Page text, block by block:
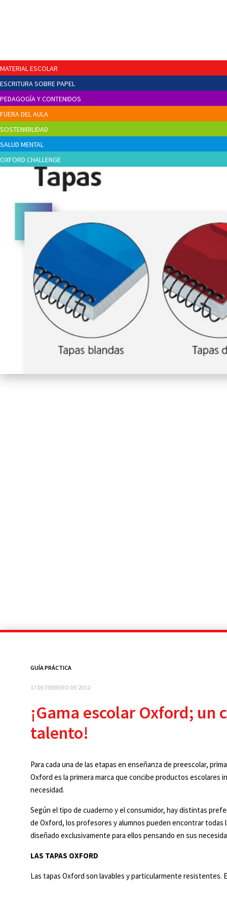
MATERIAL ESCOLAR
ESCRITURA SOBRE PAPEL
PEDAGOGÍA Y CONTENIDOS
FUERA DEL AULA
SOSTENIBILIDAD
SALUD MENTAL
OXFORD CHALLENGE
GUÍA PRÁCTICA
17 DE FEBRERO DE 2012
¡Gama escolar Oxford; un
talento!
Para cada una de las etapas en enseñanza de preescolar,
Oxford es la primera marca que concibe productos escolares
necesidad.
Según el tipo de cuaderno y el consumidor, hay distintas
de Oxford, los profesores y alumnos pueden encontrar todas
diseñado exclusivamente para ellos pensando en sus
LAS TAPAS OXFORD
Las tapas Oxford son lavables y particularmente resistentes.